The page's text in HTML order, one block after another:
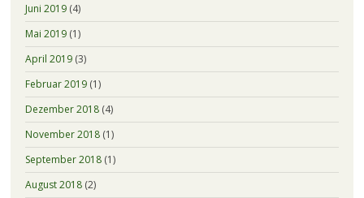
Juni 2019(4)
Mai 2019(1)
April 2019(3)
Februar 2019(1)
Dezember 2018(4)
November 2018(1)
September 2018(1)
August 2018(2)